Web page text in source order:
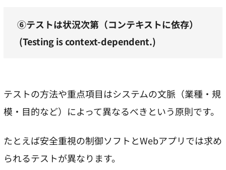
⑥テストは状況次第（コンテキストに依存）
(Testing is context-dependent.)
テストの方法や重点項目はシステムの文脈（業種・規
模・目的など）によって異なるべきという原則です。
たとえば安全重視の制御ソフトとWebアプリでは求め
られるテストが異なります。